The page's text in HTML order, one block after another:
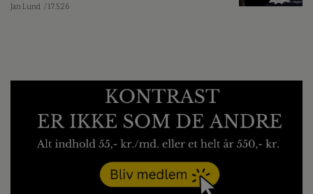
Jan Lund / 17.5.26